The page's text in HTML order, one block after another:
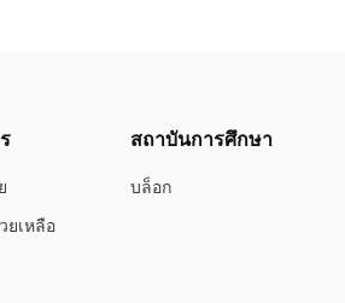
ยเหลือ
สถาบันการศึกษา
บล็อก